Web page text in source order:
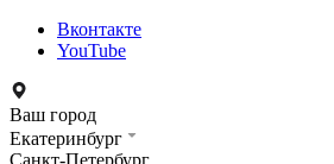
Вконтакте
YouTube
Ваш город
Екатеринбург
Санкт-Петербург